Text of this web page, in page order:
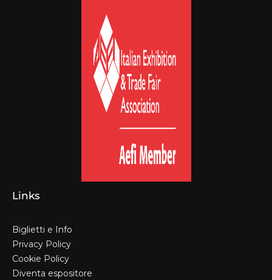
Links
Biglietti e Info
Privacy Policy
Cookie Policy
Diventa espositore